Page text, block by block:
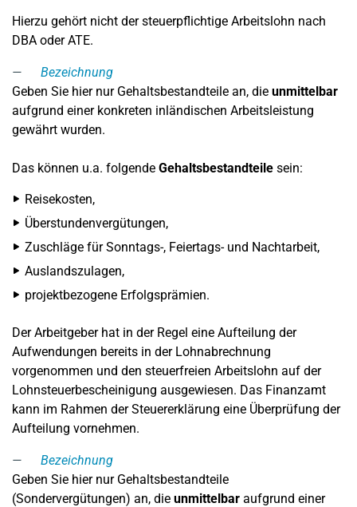
Hierzu gehört nicht der steuerpflichtige Arbeitslohn nach
DBA oder ATE.
Bezeichnung
Geben Sie hier nur Gehaltsbestandteile an, die unmittelbar
aufgrund einer konkreten inländischen Arbeitsleistung
gewährt wurden.
Das können u.a. folgende Gehaltsbestandteile sein:
Reisekosten,
Überstundenvergütungen,
Zuschläge für Sonntags-, Feiertags- und Nachtarbeit,
Auslandszulagen,
projektbezogene Erfolgsprämien.
Der Arbeitgeber hat in der Regel eine Aufteilung der
Aufwendungen bereits in der Lohnabrechnung
vorgenommen und den steuerfreien Arbeitslohn auf der
Lohnsteuerbescheinigung ausgewiesen. Das Finanzamt
kann im Rahmen der Steuererklärung eine Überprüfung der
Aufteilung vornehmen.
Bezeichnung
Geben Sie hier nur Gehaltsbestandteile
(Sondervergütungen) an, die unmittelbar aufgrund einer